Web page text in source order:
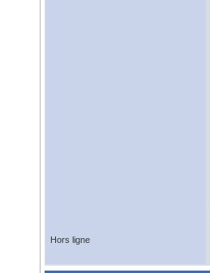
Hors ligne